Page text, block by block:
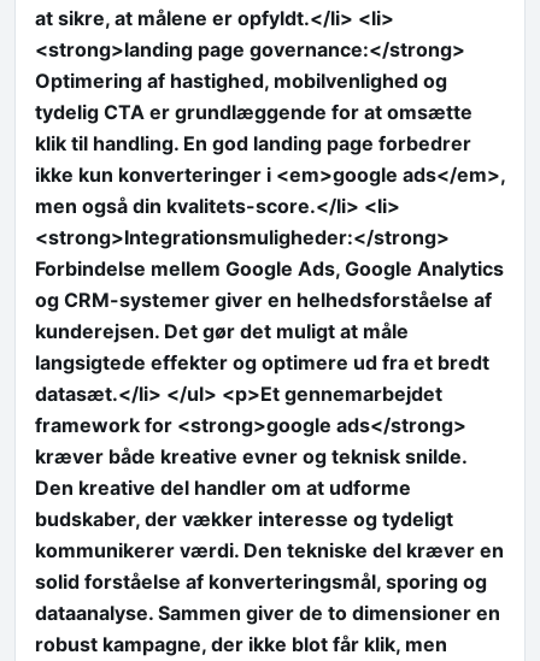
at sikre, at målene er opfyldt.</li> <li>
<strong>landing page governance:</strong>
Optimering af hastighed, mobilvenlighed og
tydelig CTA er grundlæggende for at omsætte
klik til handling. En god landing page forbedrer
ikke kun konverteringer i <em>google ads</em>,
men også din kvalitets-score.</li> <li>
<strong>Integrationsmuligheder:</strong>
Forbindelse mellem Google Ads, Google Analytics
og CRM-systemer giver en helhedsforståelse af
kunderejsen. Det gør det muligt at måle
langsigtede effekter og optimere ud fra et bredt
datasæt.</li> </ul> <p>Et gennemarbejdet
framework for <strong>google ads</strong>
kræver både kreative evner og teknisk snilde.
Den kreative del handler om at udforme
budskaber, der vækker interesse og tydeligt
kommunikerer værdi. Den tekniske del kræver en
solid forståelse af konverteringsmål, sporing og
dataanalyse. Sammen giver de to dimensioner en
robust kampagne, der ikke blot får klik, men